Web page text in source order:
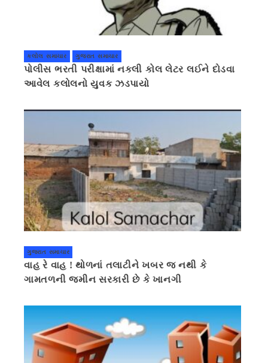
કલોલ સમાચાર ગુજરાત સમાચાર
પોલીસ ભરતી પરીક્ષામાં નકલી કોલ લેટર લઈને દોડવા
આવેલ કલોલનો યુવક ઝડપાયો
ગુજરાત સમાચાર
વાહ રે વાહ ! થોળનાં તલાટીને ખબર જ નથી કે
ગામતળની જમીન સરકારી છે કે ખાનગી